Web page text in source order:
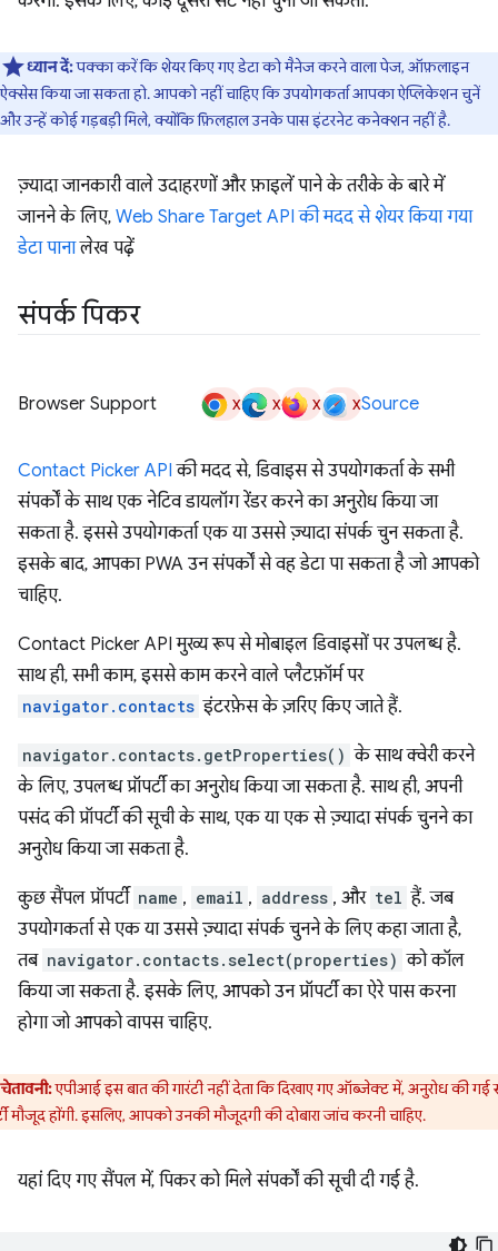
ध्यान दें:पक्का करें कि शेयर किए गए डेटा को मैनेज करने वाला पेज, ऑफ़लाइन
ऐक्सेस किया जा सकता हो. आपको नहीं चाहिए कि उपयोगकर्ता आपका ऐप्लिकेशन चुनें
और उन्हें कोई गड़बड़ी मिले, क्योंकि फ़िलहाल उनके पास इंटरनेट कनेक्शन नहीं है.
ज़्यादा जानकारी वाले उदाहरणों और फ़ाइलें पाने के तरीके के बारे में
जानने के लिए, Web Share Target API की मदद से शेयर किया गया
डेटा पानालेख पढ़ें
संपर्क पिकर
Browser Support x x x xSource
Contact Picker API की मदद से, डिवाइस से उपयोगकर्ता के सभी
संपर्कों के साथ एक नेटिव डायलॉग रेंडर करने का अनुरोध किया जा
सकता है. इससे उपयोगकर्ता एक या उससे ज़्यादा संपर्क चुन सकता है.
इसके बाद, आपका PWA उन संपर्कों से वह डेटा पा सकता है जो आपको
चाहिए.
Contact Picker API मुख्य रूप से मोबाइल डिवाइसों पर उपलब्ध है.
साथ ही, सभी काम, इससे काम करने वाले प्लैटफ़ॉर्म पर
navigator.contacts इंटरफ़ेस के ज़रिए किए जाते हैं.
navigator.contacts.getProperties() के साथ क्वेरी करने
के लिए, उपलब्ध प्रॉपर्टी का अनुरोध किया जा सकता है. साथ ही, अपनी
पसंद की प्रॉपर्टी की सूची के साथ, एक या एक से ज़्यादा संपर्क चुनने का
अनुरोध किया जा सकता है.
कुछ सैंपल प्रॉपर्टी name , email , address , और tel हैं. जब
उपयोगकर्ता से एक या उससे ज़्यादा संपर्क चुनने के लिए कहा जाता है,
तब navigator.contacts.select(properties) को कॉल
किया जा सकता है. इसके लिए, आपको उन प्रॉपर्टी का ऐरे पास करना
होगा जो आपको वापस चाहिए.
चेतावनी:एपीआई इस बात की गारंटी नहीं देता कि दिखाए गए ऑब्जेक्ट में, अनुरोध की गई
मौजूद होंगी. इसलिए, आपको उनकी मौजूदगी की दोबारा जांच करनी चाहिए.
यहां दिए गए सैंपल में, पिकर को मिले संपर्कों की सूची दी गई है.